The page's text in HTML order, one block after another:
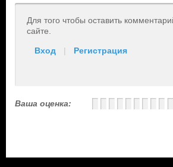
Для того чтобы оставить
сайте.
Вход | Регистрация
Ваша оценка: